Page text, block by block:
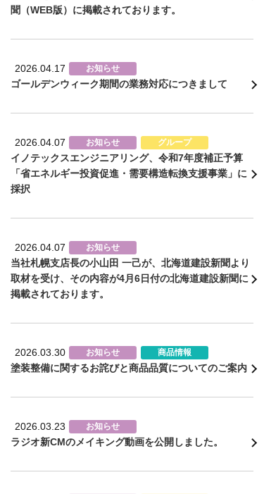
聞（WEB版）に掲載されております。
2026.04.17 お知らせ
ゴールデンウィーク期間の業務対応につきまして
2026.04.07 お知らせ グループ
イノテックスエンジニアリング、令和7年度補正予算
「省エネルギー投資促進・需要構造転換支援事業」に
採択
2026.04.07 お知らせ
当社札幌支店長の小山田 一己が、北海道建設新聞より
取材を受け、その内容が4月6日付の北海道建設新聞に
掲載されております。
2026.03.30 お知らせ 商品情報
塗装整備に関するお詫びと商品品質についてのご案内
2026.03.23 お知らせ
ラジオ新CMのメイキング動画を公開しました。